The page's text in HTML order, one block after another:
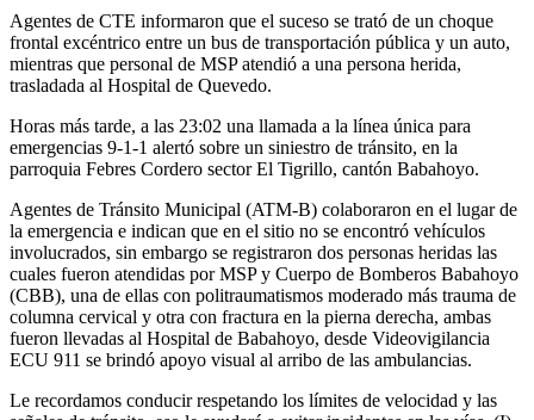
Agentes de CTE informaron que el suceso se trató de un choque
frontal excéntrico entre un bus de transportación pública y un auto,
mientras que personal de MSP atendió a una persona herida,
trasladada al Hospital de Quevedo.
Horas más tarde, a las 23:02 una llamada a la línea única para
emergencias 9-1-1 alertó sobre un siniestro de tránsito, en la
parroquia Febres Cordero sector El Tigrillo, cantón Babahoyo.
Agentes de Tránsito Municipal (ATM-B) colaboraron en el lugar de
la emergencia e indican que en el sitio no se encontró vehículos
involucrados, sin embargo se registraron dos personas heridas las
cuales fueron atendidas por MSP y Cuerpo de Bomberos Babahoyo
(CBB), una de ellas con politraumatismos moderado más trauma de
columna cervical y otra con fractura en la pierna derecha, ambas
fueron llevadas al Hospital de Babahoyo, desde Videovigilancia
ECU 911 se brindó apoyo visual al arribo de las ambulancias.
Le recordamos conducir respetando los límites de velocidad y las